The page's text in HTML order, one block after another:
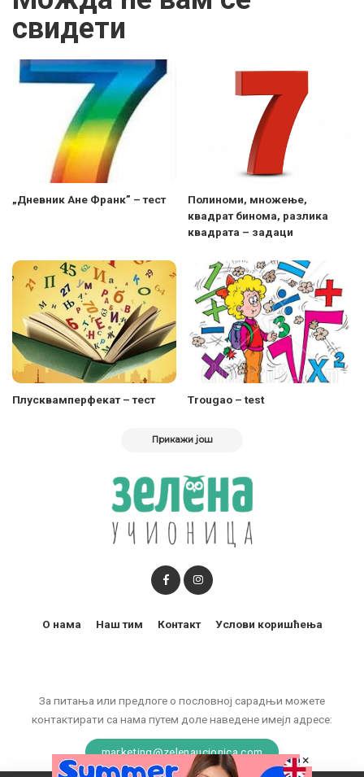
свидети
„Дневник Ане Франк” – тест
Полиноми, множење,
квадрат бинома, разлика
квадрата – задаци
Плусквамперфекат – тест Trougao – test
Прикажи још
За питања или предлоге о пословној сарадњи можете
контактирати са нама путем доле наведене имејл адресе:
marketing@zelenaucionica.com
О нама Наш тим Контакт Услови коришћења
×